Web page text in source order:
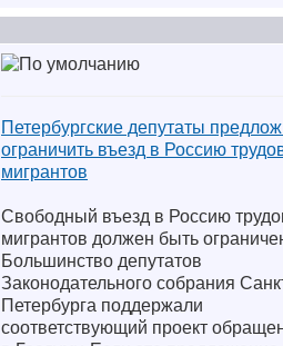
Петербургские депутаты
ограничить въезд в Россию
мигрантов
Свободный въезд в Россию
мигрантов должен быть
Большинство депутатов
Законодательного собрания
Петербурга поддержали
соответствующий проект